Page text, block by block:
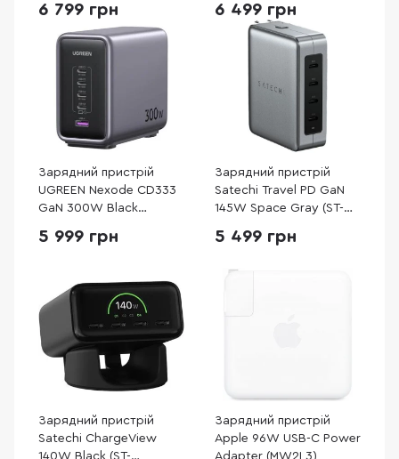
6 799 грн
PD140-BLK-EU)
6 499 грн
Зарядний пристрій
UGREEN Nexode CD333
GaN 300W Black
5 999 грн
Зарядний пристрій
Satechi Travel PD GaN
145W Space Gray (ST-
5 499 грн
Зарядний пристрій
Satechi ChargeView
140W Black (ST-
Зарядний пристрій
Apple 96W USB-C Power
Adapter (MW2L3)